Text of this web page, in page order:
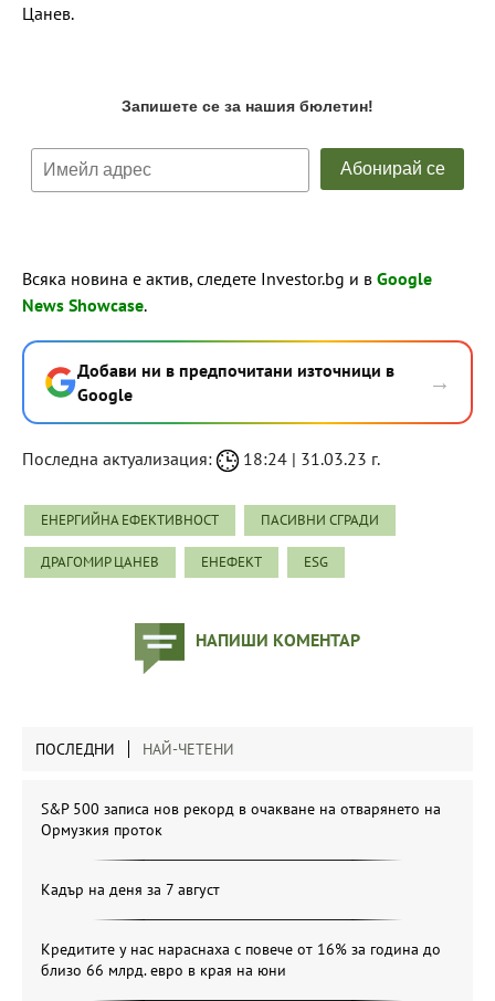
Цанев.
Всяка новина е актив, следете Investor.bg и в Google
News Showcase.
Добави ни в предпочитани източници в
Google
→
Последна актуализация: 18:24 | 31.03.23 г.
ЕНЕРГИЙНА ЕФЕКТИВНОСТ ПАСИВНИ СГРАДИ
ДРАГОМИР ЦАНЕВ ЕНЕФЕКТ ESG
НАПИШИ КОМЕНТАР
ПОСЛЕДНИ НАЙ-ЧЕТЕНИ
S&P 500 записа нов рекорд в очакване на отварянето на
Ормузкия проток
Кадър на деня за 7 август
Кредитите у нас нараснаха с повече от 16% за година до
близо 66 млрд. евро в края на юни